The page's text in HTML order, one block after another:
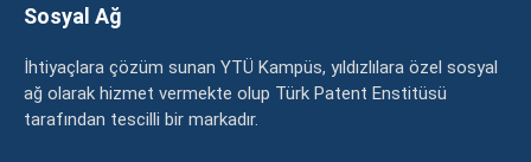
Sosyal Ağ
İhtiyaçlara çözüm sunan YTÜ Kampüs, yıldızlılara özel sosyal
ağ olarak hizmet vermekte olup Türk Patent Enstitüsü
tarafından tescilli bir markadır.